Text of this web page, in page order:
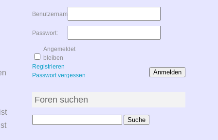
Benutzername:
Passwort:
Angemeldet
bleiben
Anmelden
Registrieren
Passwort vergessen
Foren suchen